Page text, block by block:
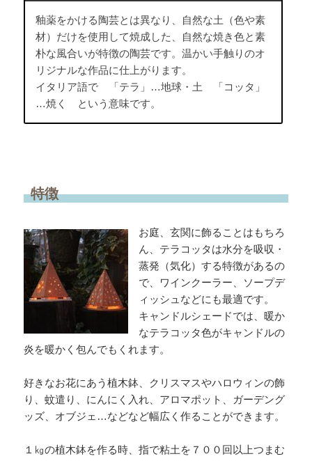
釉薬をかける陶芸とは異なり、自然な土（色や素
材）だけを使用して焼成した、自然な焼き色と素
朴な風合いが特徴の陶芸です。温かい手触りのオ
リジナルな作品に仕上がります。
イタリア語で 「テラ」…地球・土 「コッタ」
…焼く という意味です。
特徴
お庭、玄関に飾ることはもちろ
ん、テラコッタは水分を吸収・
蒸発（気化）する特徴があるの
で、ワインクーラー、ソープデ
ィッシュなどにも最適です。
キャンドルシェードでは、暖か
なテラコッタ色がキャンドルの
炎を暖かく包んでもくれます。
好きなお花にあう植木鉢、クリスマスやハロウィンの飾
り、蚊遣り、にんにく入れ、アロマポット、ガーデング
ッズ、オブジェ…などなど幅広く作ることができます。
１㎏の植木鉢を作る時、指で粘土を７００回以上つまむ